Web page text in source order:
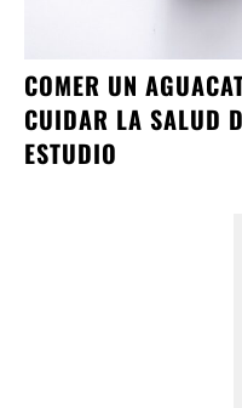
COMER UN
CUIDAR LA SALUD
ESTUDIO